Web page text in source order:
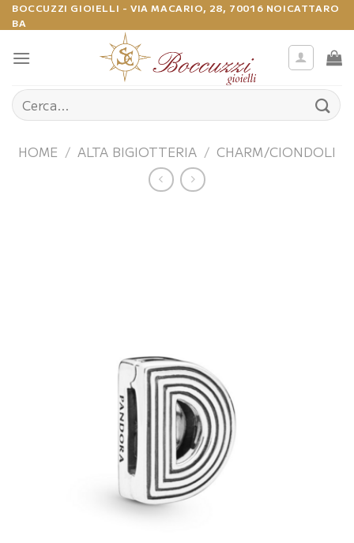
Salta
ai
contenuti
BOCCUZZI GIOIELLI - VIA MACARIO, 28, 70016 NOICATTARO
BA
Cerca:
HOME / ALTA BIGIOTTERIA / CHARM/CIONDOLI